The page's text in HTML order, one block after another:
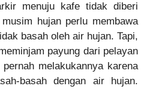
menuju kafe tidak diberi
hujan perlu membawa
basah oleh air hujan. Tapi,
payung dari pelayan
melakukannya karena
basah dengan air hujan.